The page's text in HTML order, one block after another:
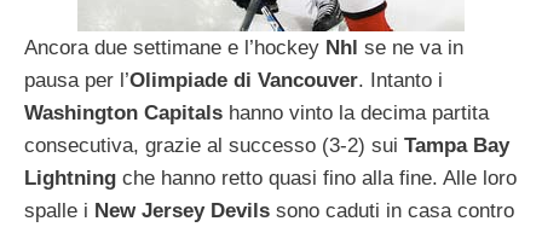
Ancora due settimane e l’hockey Nhl se ne va in
pausa per l’Olimpiade di Vancouver. Intanto i
Washington Capitals hanno vinto la decima partita
consecutiva, grazie al successo (3-2) sui Tampa Bay
Lightning che hanno retto quasi fino alla fine. Alle loro
spalle i New Jersey Devils sono caduti in casa contro